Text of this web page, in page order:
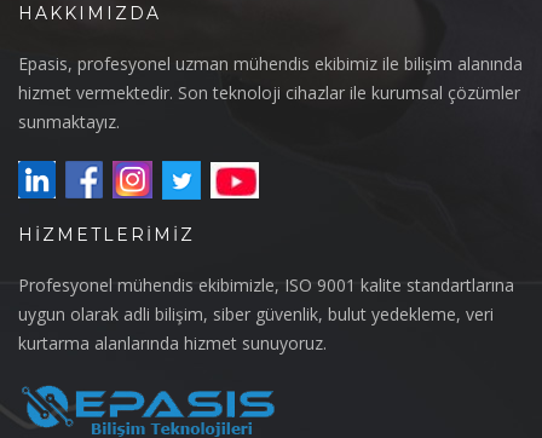
HAKKIMIZDA
Epasis, profesyonel uzman mühendis ekibimiz ile bilişim alanında
hizmet vermektedir. Son teknoloji cihazlar ile kurumsal çözümler
sunmaktayız.
HIZMETLERIMIZ
Profesyonel mühendis ekibimizle, ISO 9001 kalite standartlarına
uygun olarak adli bilişim, siber güvenlik, bulut yedekleme, veri
kurtarma alanlarında hizmet sunuyoruz.